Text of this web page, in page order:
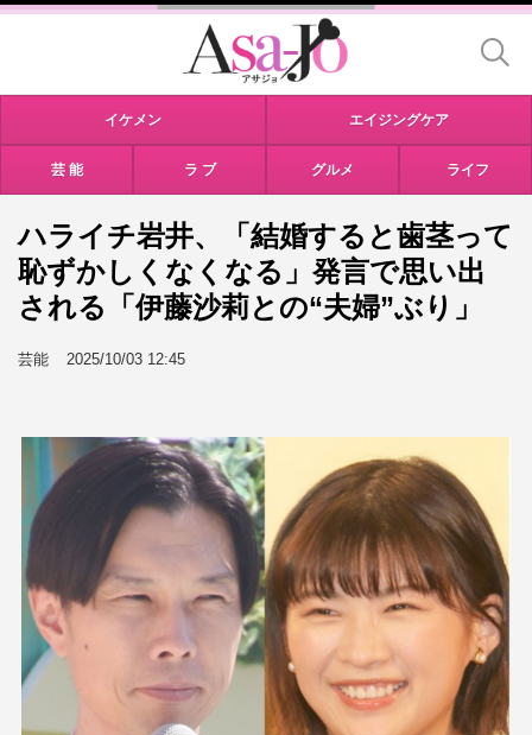
イケメン エイジングケア
芸 能 ラ ブ グルメ ライフ
ハライチ岩井、「結婚すると歯茎って
恥ずかしくなくなる」発言で思い出
される「伊藤沙莉との“夫婦”ぶり」
芸能 2025/10/03 12:45